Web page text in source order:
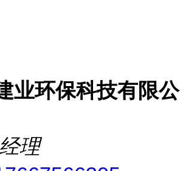
业环保科技有限公
理